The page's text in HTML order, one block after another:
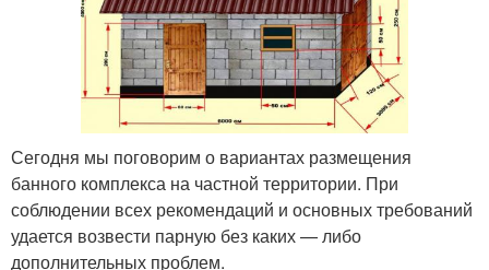
Сегодня мы поговорим о вариантах размещения
банного комплекса на частной территории. При
соблюдении всех рекомендаций и основных требований
удается возвести парную без каких — либо
дополнительных проблем.